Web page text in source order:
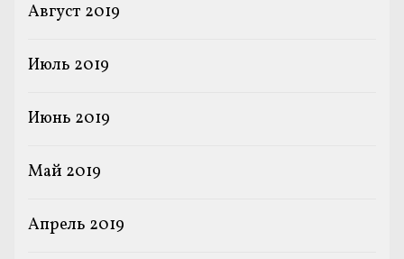
Август 2019
Июль 2019
Июнь 2019
Май 2019
Апрель 2019